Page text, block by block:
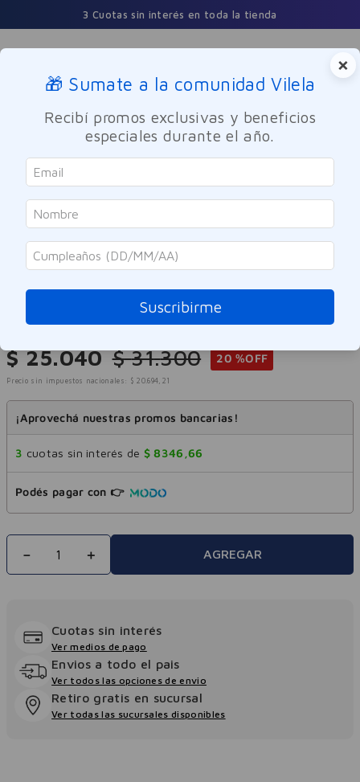
3 Cuotas sin interés en toda la tienda
Buscar
Cuidado Personal Higiene femenina Higiene Íntima
Valca
Gel Hidratante Vaginal Valca
Íntima 50ml
Referencia:9964433
$ 25.040 $ 31.300 20 %OFF
Precio sin impuestos nacionales: $ 20.694, 21
¡Aprovechá nuestras promos bancarias!
3 cuotas sin interés de $ 8346 ,66
Podés pagar con 👉
＋
－ AGREGAR
Cuotas sin interés
Ver medios de pago
Envios a todo el pais
Ver todos las opciones de envio
Retiro gratis en sucursal
Ver todas las sucursales disponibles
×
🎁 Sumate a la comunidad Vilela
Recibí promos exclusivas y beneficios
especiales durante el año.
Suscribirme